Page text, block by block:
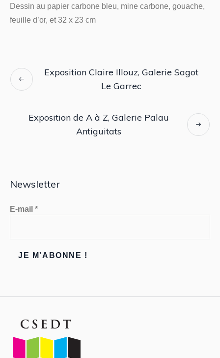
Dessin au papier carbone bleu, mine carbone, gouache,
feuille d’or, et 32 x 23 cm
Exposition Claire Illouz, Galerie Sagot
Le Garrec
Exposition de A à Z, Galerie Palau
Antiguitats
Newsletter
E-mail *